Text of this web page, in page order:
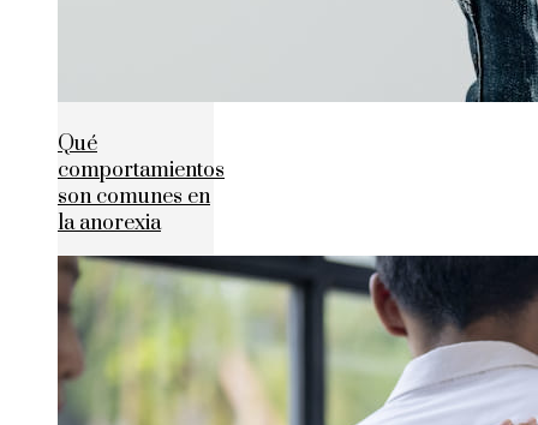
Qué
comportamientos
son comunes en
la anorexia